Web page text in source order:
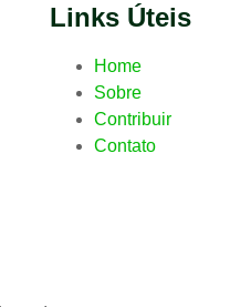
Links Úteis
Home
Sobre
Contribuir
Contato